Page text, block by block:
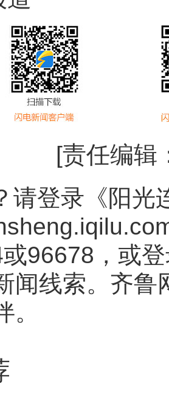
[责任编辑
请登录《阳光
96678，或
闻线索。齐鲁